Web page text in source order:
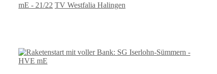
Kategorien
mE - 21/22 Schlagwörter
TV Westfalia Halingen